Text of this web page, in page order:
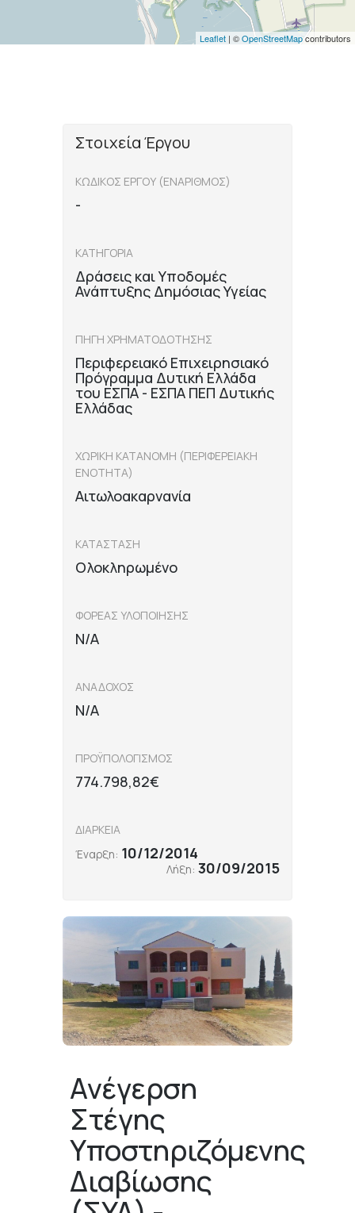
Leaflet | ©OpenStreetMapcontributors
Στοιχεία Έργου
ΚΩΔΙΚΟΣ ΕΡΓΟΥ (ΕΝΑΡΙΘΜΟΣ)
-
ΚΑΤΗΓΟΡΙΑ
Δράσεις και Υποδομές
Ανάπτυξης Δημόσιας Υγείας
ΠΗΓΗ ΧΡΗΜΑΤΟΔΟΤΗΣΗΣ
Περιφερειακό Επιχειρησιακό
Πρόγραμμα Δυτική Ελλάδα
του ΕΣΠΑ - ΕΣΠΑ ΠΕΠ Δυτικής
Ελλάδας
ΧΩΡΙΚΗ ΚΑΤΑΝΟΜΗ (ΠΕΡΙΦΕΡΕΙΑΚΗ
ΕΝΟΤΗΤΑ)
Αιτωλοακαρνανία
ΚΑΤΑΣΤΑΣΗ
Ολοκληρωμένο
ΦΟΡΕΑΣ ΥΛΟΠΟΙΗΣΗΣ
N/A
ΑΝΑΔΟΧΟΣ
N/A
ΠΡΟΫΠΟΛΟΓΙΣΜΟΣ
774.798,82€
ΔΙΑΡΚΕΙΑ
Έναρξη: 10/12/2014
Λήξη: 30/09/2015
Ανέγερση
Στέγης
Υποστηριζόμενης
Διαβίωσης